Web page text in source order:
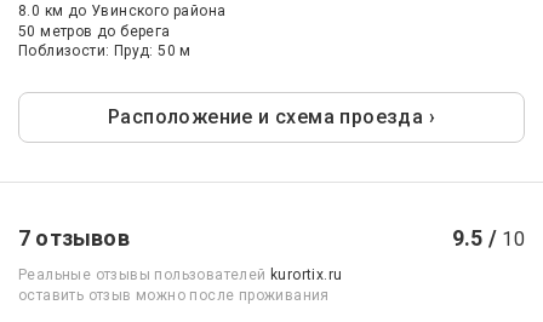
8.0 км до Увинского района
50 метров до берега
Поблизости: Пруд: 50 м
Расположение и схема проезда ›
7 отзывов 9.5 / 10
Реальные отзывы пользователей kurortix.ru
оставить отзыв можно после проживания